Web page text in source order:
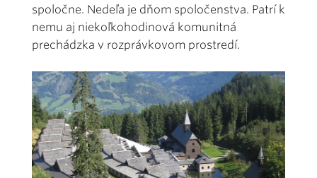
spoločne. Nedeľa je dňom spoločenstva. Patrí k
nemu aj niekoľkohodinová komunitná
prechádzka v rozprávkovom prostredí.